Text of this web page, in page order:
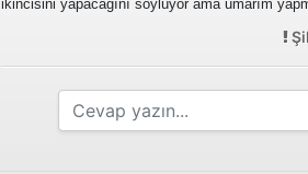
ikincisini yapacağını söylüyor ama umarım